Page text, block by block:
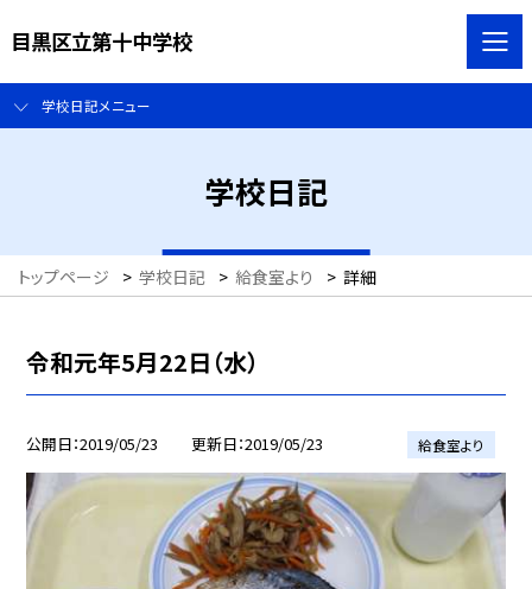
目黒区立第十中学校
学校日記メニュー
学校日記
トップページ > 学校日記 > 給食室より > 詳細
令和元年5月22日（水）
公開日 2019/05/23 更新日 2019/05/23 給食室より